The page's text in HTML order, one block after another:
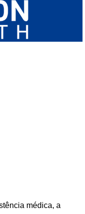
médica, a